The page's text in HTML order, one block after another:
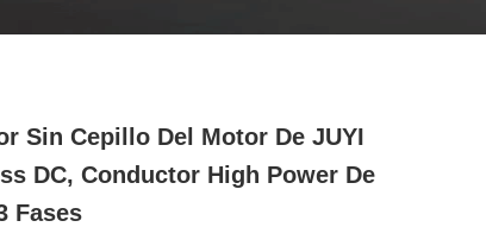
Sin Cepillo Del Motor De JUYI
DC, Conductor High Power De
Fases